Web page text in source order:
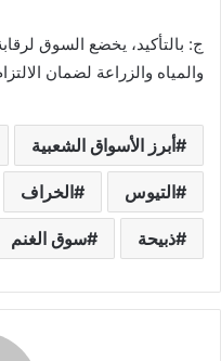
ج: بالتأكيد، يخضع السوق
والمياه والزراعة لضمان
أبرز الأسواق الشعبية
التيوس الخراف
ذبيحة سوق الغنم